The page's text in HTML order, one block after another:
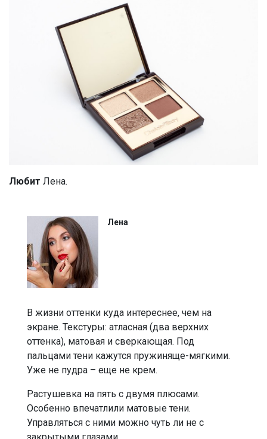
Любит Лена.
Лена
В жизни оттенки куда интереснее, чем на
экране. Текстуры: атласная (два верхних
оттенка), матовая и сверкающая. Под
пальцами тени кажутся пружиняще-мягкими.
Уже не пудра – еще не крем.
Растушевка на пять с двумя плюсами.
Особенно впечатлили матовые тени.
Управляться с ними можно чуть ли не с